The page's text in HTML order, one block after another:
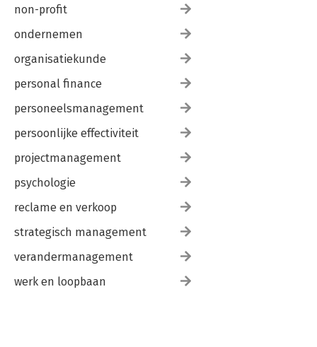
non-profit
ondernemen
organisatiekunde
personal finance
personeelsmanagement
persoonlijke effectiviteit
projectmanagement
psychologie
reclame en verkoop
strategisch management
verandermanagement
werk en loopbaan